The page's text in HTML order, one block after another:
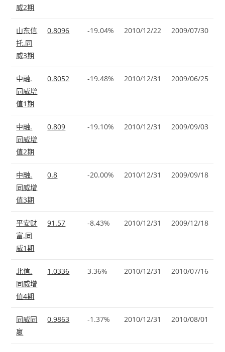
威2期
山东信
托.同
威3期
0.8096 -19.04% 2010/12/22 2009/07/30
中融.
同威增
值1期
0.8052 -19.48% 2010/12/31 2009/06/25
中融.
同威增
值2期
0.809 -19.10% 2010/12/31 2009/09/03
中融.
同威增
值3期
0.8 -20.00% 2010/12/31 2009/09/18
平安财
富.同
威1期
91.57 -8.43% 2010/12/31 2009/12/18
北信.
同威增
值4期
1.0336 3.36% 2010/12/31 2010/07/16
同威同
嬴
0.9863 -1.37% 2010/12/31 2010/08/01